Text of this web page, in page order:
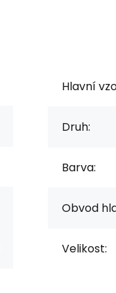
Hlavní
Druh:
Barva:
Obvod
Velikost: